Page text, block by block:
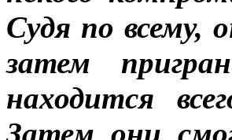
Судя по всему,
затем
находится
Затем они